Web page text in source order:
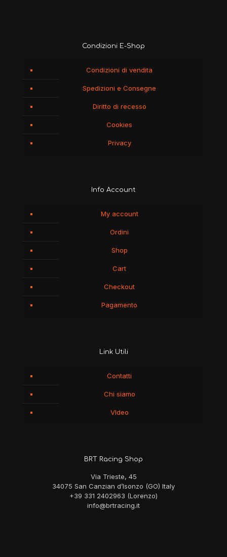
Condizioni E-Shop
Condizioni di vendita
Spedizioni e Consegne
Diritto di recesso
Cookies
Privacy
Info Account
My account
Ordini
Shop
Cart
Checkout
Pagamento
Link Utili
Contatti
Chi siamo
VIdeo
BRT Racing Shop
Via Trieste, 45
34075 San Canzian d’Isonzo (GO) Italy
+39 331 2402963 (Lorenzo)
info@brtracing.it